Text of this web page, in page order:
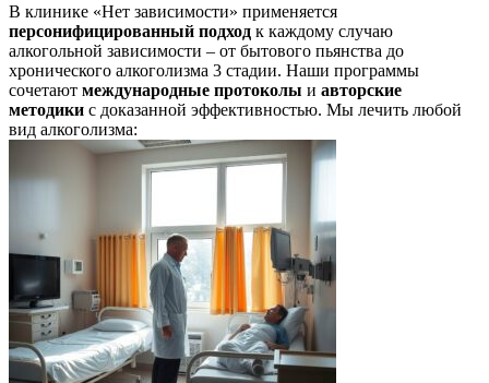
В клинике «Нет зависимости» применяется
персонифицированный подход к каждому случаю
алкогольной зависимости – от бытового пьянства до
хронического алкоголизма 3 стадии. Наши программы
сочетают международные протоколы и авторские
методики с доказанной эффективностью. Мы лечить любой
вид алкоголизма: